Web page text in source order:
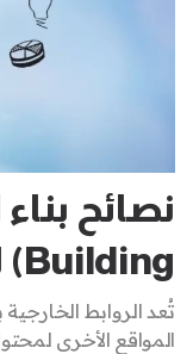
Building) لموقعك الإلكتروني
تُعد الروابط
المواقع الأخرى